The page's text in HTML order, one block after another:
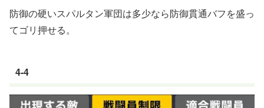
防御の硬いスパルタン軍団は多少なら防御貫通バフを盛っ
てゴリ押せる。
4-4